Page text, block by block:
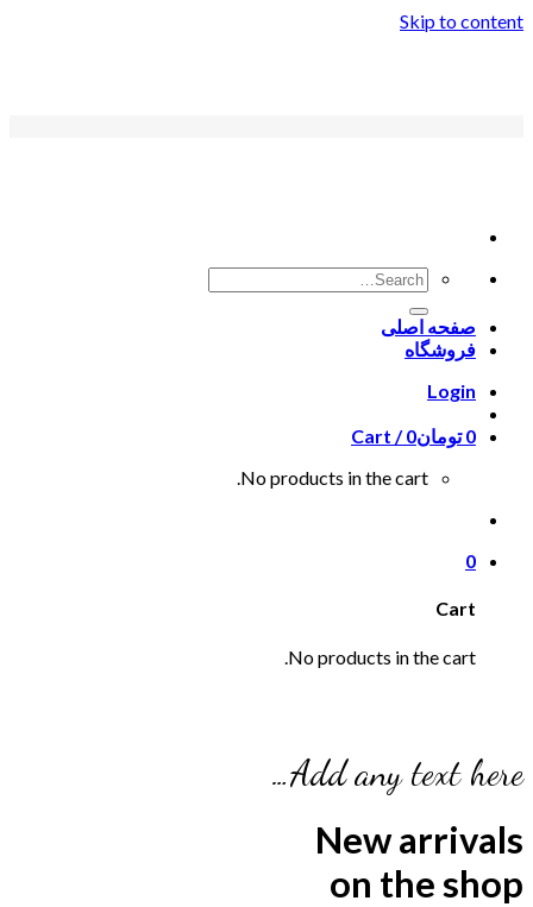
Skip to content
صفحه اصلی
فروشگاه
Login
Cart /
تومان0
0
No products in the cart.
0
Cart
No products in the cart.
Add any text here…
New arrivals
on the shop